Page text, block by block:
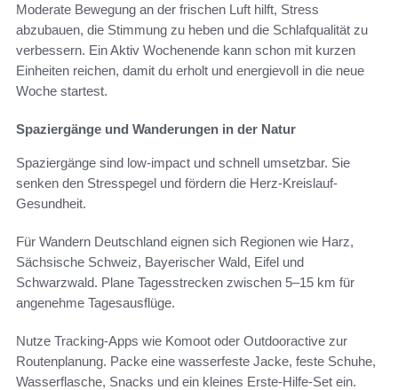
Moderate Bewegung an der frischen Luft hilft, Stress
abzubauen, die Stimmung zu heben und die Schlafqualität zu
verbessern. Ein Aktiv Wochenende kann schon mit kurzen
Einheiten reichen, damit du erholt und energievoll in die neue
Woche startest.
Spaziergänge und Wanderungen in der Natur
Spaziergänge sind low-impact und schnell umsetzbar. Sie
senken den Stresspegel und fördern die Herz-Kreislauf-
Gesundheit.
Für Wandern Deutschland eignen sich Regionen wie Harz,
Sächsische Schweiz, Bayerischer Wald, Eifel und
Schwarzwald. Plane Tagesstrecken zwischen 5–15 km für
angenehme Tagesausflüge.
Nutze Tracking-Apps wie Komoot oder Outdooractive zur
Routenplanung. Packe eine wasserfeste Jacke, feste Schuhe,
Wasserflasche, Snacks und ein kleines Erste-Hilfe-Set ein.